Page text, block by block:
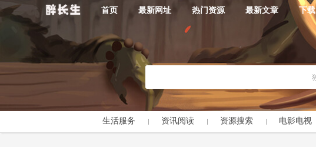
首页 最新网址 热门资源 最新文章 下载
生活服务 资讯阅读 资源搜索 电影电视